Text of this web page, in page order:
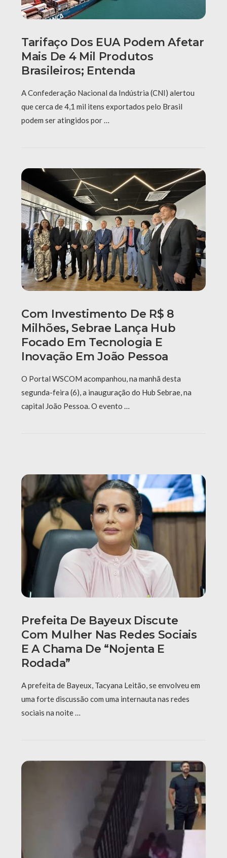
Tarifaço Dos EUA Podem Afetar
Mais De 4 Mil Produtos
Brasileiros; Entenda
A Confederação Nacional da Indústria (CNI) alertou
que cerca de 4,1 mil itens exportados pelo Brasil
podem ser atingidos por …
Com Investimento De R$ 8
Milhões, Sebrae Lança Hub
Focado Em Tecnologia E
Inovação Em João Pessoa
O Portal WSCOM acompanhou, na manhã desta
segunda-feira (6), a inauguração do Hub Sebrae, na
capital João Pessoa. O evento …
Prefeita De Bayeux Discute
Com Mulher Nas Redes Sociais
E A Chama De “nojenta E
Rodada”
A prefeita de Bayeux, Tacyana Leitão, se envolveu em
uma forte discussão com uma internauta nas redes
sociais na noite …